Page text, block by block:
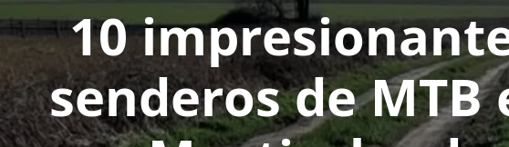
10
senderos de MTB